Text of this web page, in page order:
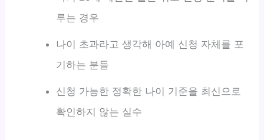
루는 경우
나이 초과라고 생각해 아예 신청 자체를 포
기하는 분들
신청 가능한 정확한 나이 기준을 최신으로
확인하지 않는 실수